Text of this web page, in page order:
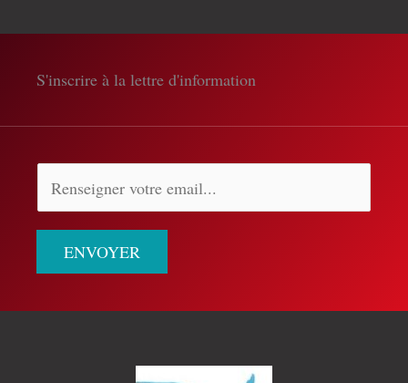
S'inscrire à la lettre d'information
ENVOYER